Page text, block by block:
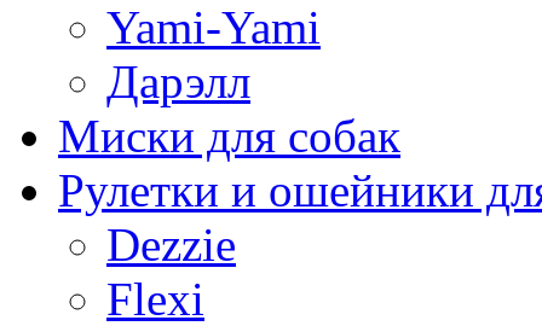
Yami-Yami
Дарэлл
Миски для собак
Рулетки и ошейники
Dezzie
Flexi